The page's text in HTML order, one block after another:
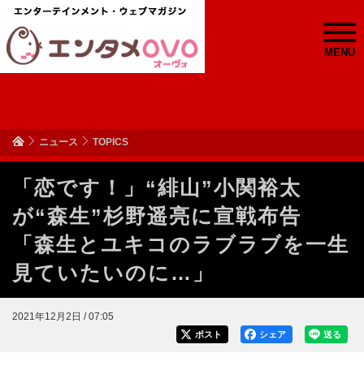
MENU
ニュース TOPICS
「恋です！」“緋山”小関裕太
が“森生”杉野遥亮に宣戦布告
「森生とユキコのラブラブを一生
見ていたいのに…」
2021年12月2日 / 07:05
送る
シェア
ポスト